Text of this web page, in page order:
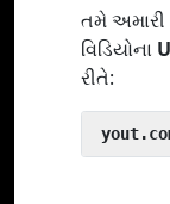
તમે
વિડિયોના
રીતે: